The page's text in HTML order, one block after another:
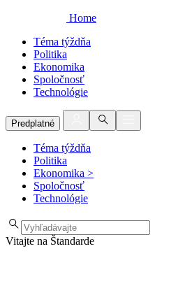
Home
Téma týždňa
Politika
Ekonomika
Spoločnosť
Technológie
Predplatné
Téma týždňa
Politika
Ekonomika >
Spoločnosť
Technológie
Vitajte na Štandarde